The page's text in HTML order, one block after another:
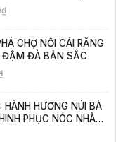
CHỢ NỔI CÁI RĂNG
ĐẬM ĐÀ BẢN SẮC
HÀNH HƯƠNG NÚI BÀ
PHỤC NÓC NHÀ